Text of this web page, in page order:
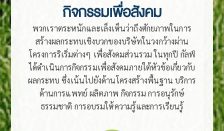
กิจกรรมเพื่อสังคม
พวกเราตระหนักและเล็งเห็นว่าถึงศักยภาพในการ
สร้างผลกระทบเชิงบวกของบริษัทในวงกว้างผ่าน
โครงการริเริ่มต่างๆ เพื่อสังคมส่วนรวม ในทุกปี กัลฟ์
ได้ดำเนินการกิจกรรมเพื่อสังคมภายใต้หัวข้อเกี่ยวกับ
ผลกระทบ ซึ่งเน้นไปยังด้านโครงสร้างพื้นฐาน บริการ
ด้านการแพทย์ ผลิตภาพ กิจกรรม การอนุรักษ์
ธรรมชาติ การอบรมให้ความรู้และการเรียนรู้